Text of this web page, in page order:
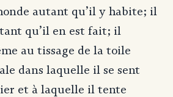
autant qu’il y habite; il
qu’il en est fait; il
au tissage de la toile
dans laquelle il se sent
et à laquelle il tente